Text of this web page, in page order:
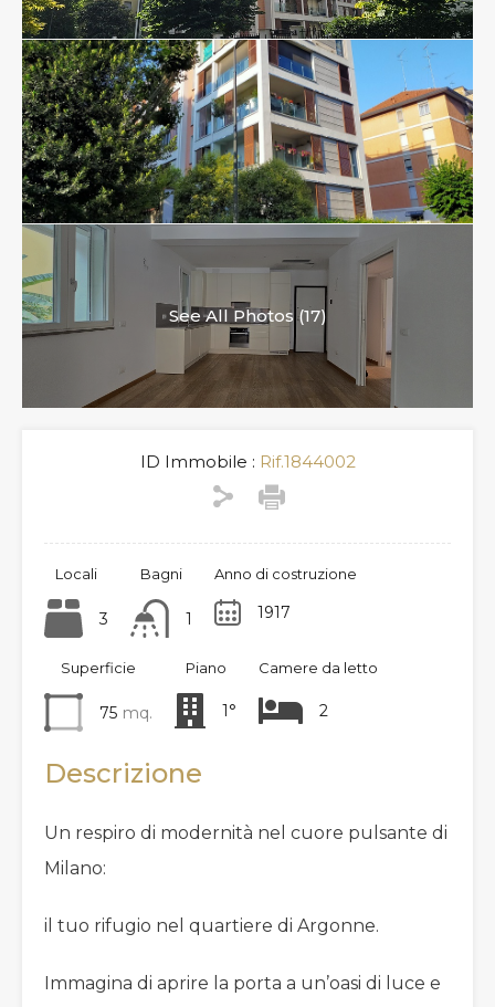
See All Photos (17)
ID Immobile : Rif.1844002
Locali
3
Bagni
1
Anno di costruzione
1917
Superficie
75 mq.
Piano
1°
Camere da letto
2
Descrizione
Un respiro di modernità nel cuore pulsante di
Milano:
il tuo rifugio nel quartiere di Argonne.
Immagina di aprire la porta a un’oasi di luce e